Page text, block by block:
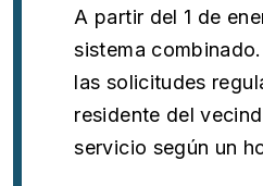
A partir del 1 de
sistema
las solicitudes
residente del
servicio según un